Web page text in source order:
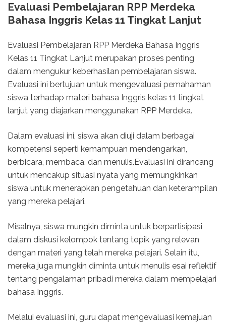
Evaluasi Pembelajaran RPP Merdeka
Bahasa Inggris Kelas 11 Tingkat Lanjut
Evaluasi Pembelajaran RPP Merdeka Bahasa Inggris
Kelas 11 Tingkat Lanjut merupakan proses penting
dalam mengukur keberhasilan pembelajaran siswa.
Evaluasi ini bertujuan untuk mengevaluasi pemahaman
siswa terhadap materi bahasa Inggris kelas 11 tingkat
lanjut yang diajarkan menggunakan RPP Merdeka.
Dalam evaluasi ini, siswa akan diuji dalam berbagai
kompetensi seperti kemampuan mendengarkan,
berbicara, membaca, dan menulis.Evaluasi ini dirancang
untuk mencakup situasi nyata yang memungkinkan
siswa untuk menerapkan pengetahuan dan keterampilan
yang mereka pelajari.
Misalnya, siswa mungkin diminta untuk berpartisipasi
dalam diskusi kelompok tentang topik yang relevan
dengan materi yang telah mereka pelajari. Selain itu,
mereka juga mungkin diminta untuk menulis esai reflektif
tentang pengalaman pribadi mereka dalam mempelajari
bahasa Inggris.
Melalui evaluasi ini, guru dapat mengevaluasi kemajuan